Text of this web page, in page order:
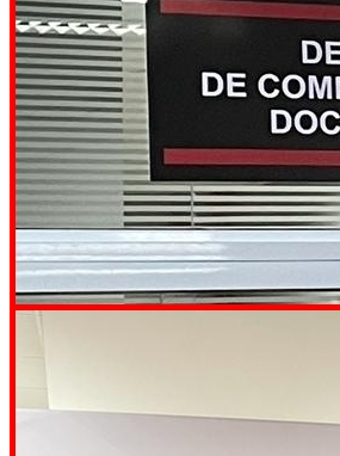
PALMEIRAS DOMINA O
POR 3 A 0 E FICA PERTO